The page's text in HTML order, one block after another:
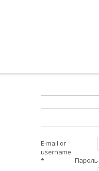
E-mail or
username
*
Пароль